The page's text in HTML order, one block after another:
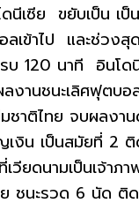
นีเซีย ขยับเป็น เ
เข้าไป และช่วงสุ
บ 120 นาที อินโด
านชนะเลิศฟุตบอ
ชาติไทย จบผลงา
เงิน เป็นสมัยที่ 2
ยดนามเป็นเจ้าภา
ย ชนะรวด 6 นัด